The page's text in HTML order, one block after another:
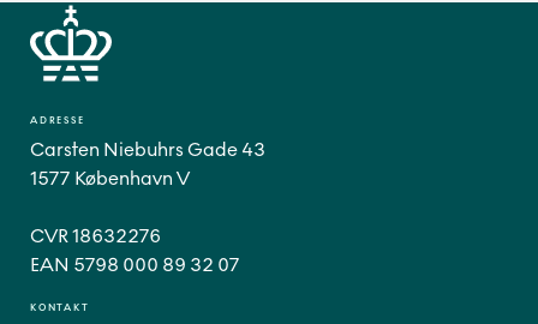
ADRESSE
Carsten Niebuhrs Gade 43
1577 København V
CVR 18632276
EAN 5798 000 89 32 07
KONTAKT